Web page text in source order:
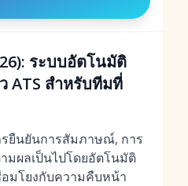
ระบบอัตโนมัติ
ATS สำหรับทีมที่
ยืนยันการสัมภาษณ์, การ
มผลเป็นไปโดยอัตโนมัติ
อมโยงกับความคืบหน้า